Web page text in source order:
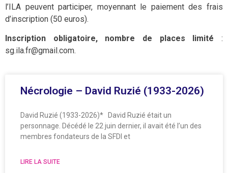
l’ILA peuvent participer, moyennant le paiement des frais
d’inscription (50 euros).
Inscription obligatoire, nombre de places limité :
sg.ila.fr@gmail.com.
Nécrologie – David Ruzié (1933-2026)
David Ruzié (1933-2026)* David Ruzié était un
personnage. Décédé le 22 juin dernier, il avait été l’un des
membres fondateurs de la SFDI et
LIRE LA SUITE